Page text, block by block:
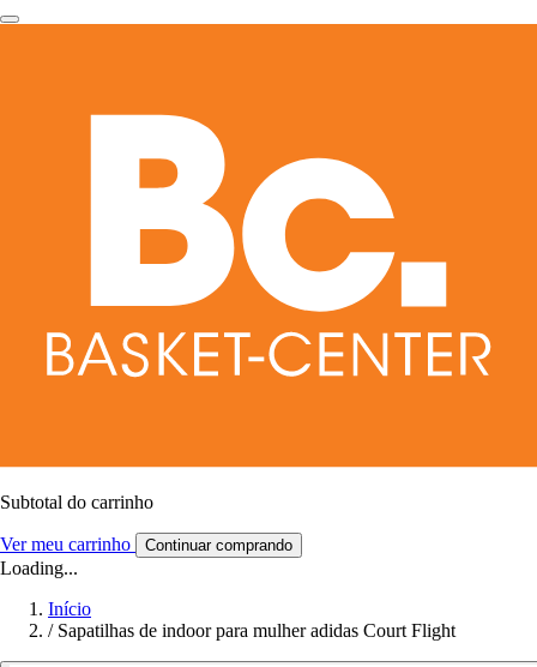
Subtotal do carrinho
Ver meu carrinho Continuar comprando
Loading...
Início
/ Sapatilhas de indoor para mulher adidas Court Flight